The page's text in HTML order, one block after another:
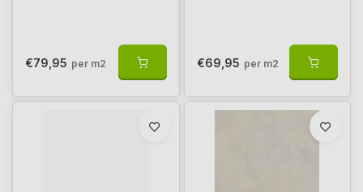
€79,95 per m2 €69,95 per m2